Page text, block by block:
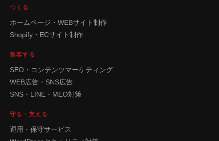
つくる
ホームページ・WEBサイト制作
Shopify・ECサイト制作
集客する
SEO・コンテンツマーケティング
WEB広告・SNS広告
SNS・LINE・MEO対策
守る・支える
運用・保守サービス